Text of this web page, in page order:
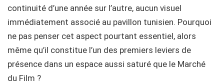
continuité d’une année sur l’autre, aucun visuel
immédiatement associé au pavillon tunisien. Pourquoi
ne pas penser cet aspect pourtant essentiel, alors
même qu’il constitue l’un des premiers leviers de
présence dans un espace aussi saturé que le Marché
du Film ?